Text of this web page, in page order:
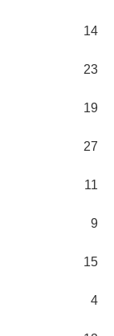
14
23
19
27
11
9
15
4